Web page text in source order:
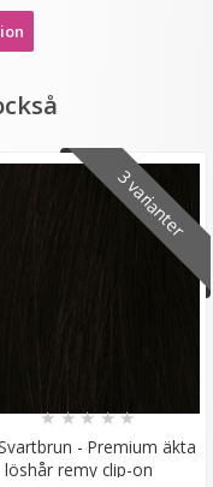
3 varianter
- Premium äkta
löshår remy clip-on
★★★★★